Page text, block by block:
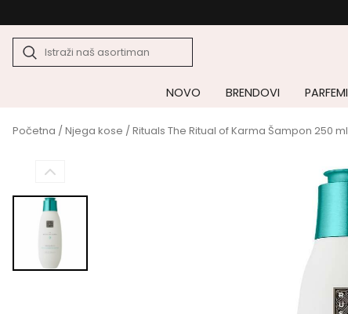
NOVO BRENDOVI PARFEMI
Početna /Njega kose / Rituals The Ritual of Karma Šampon 250 ml